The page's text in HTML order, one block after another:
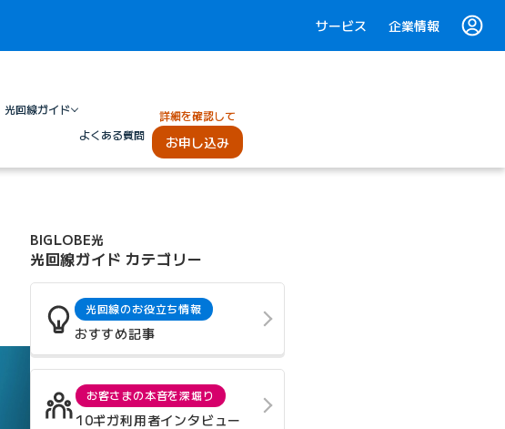
サービス 企業情報
光回線ガイド
よくある質問
詳細を確認して
お申し込み
BIGLOBE光
光回線ガイド カテゴリー
光回線のお役立ち情報
おすすめ記事
お客さまの本音を深堀り
10ギガ利用者インタビュー